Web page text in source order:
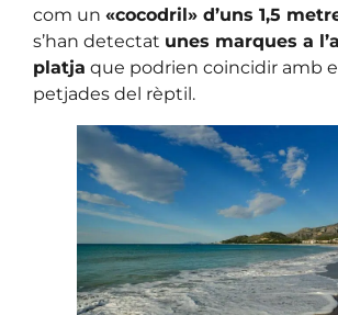
com un «cocodril» d’uns 1,5
s’han detectat unes marques a
platja que podrien coincidir amb
petjades del rèptil.